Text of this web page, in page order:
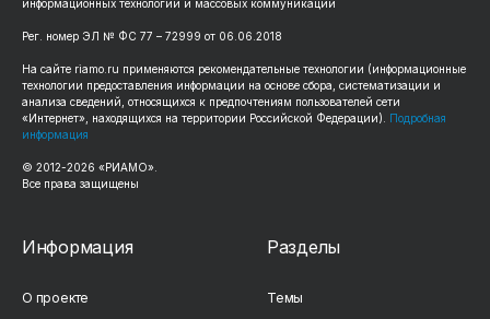
информационных технологий и массовых коммуникаций
Рег. номер ЭЛ № ФС 77 – 72999 от 06.06.2018
На сайте riamo.ru применяются рекомендательные технологии (информационные
технологии предоставления информации на основе сбора, систематизации и
анализа сведений, относящихся к предпочтениям пользователей сети
«Интернет», находящихся на территории Российской Федерации). Подробная
информация
© 2012-2026 «РИАМО».
Все права защищены
Информация
О проекте
Разделы
Темы